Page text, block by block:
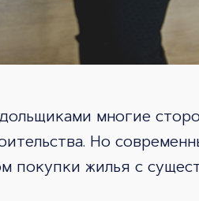
многие
Но
жилья с